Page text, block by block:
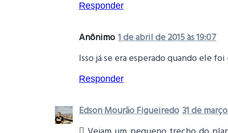
Responder
Anônimo 1 de abril de 2015 às 19:07
Isso já se era esperado quando ele
Responder
Edson Mourão Figueiredo 31 de